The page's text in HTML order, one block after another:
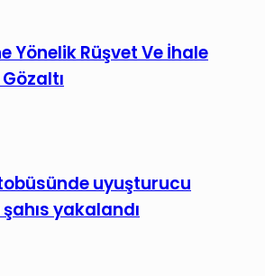
Yönelik Rüşvet Ve İhale
uyuşturucu
yakalandı